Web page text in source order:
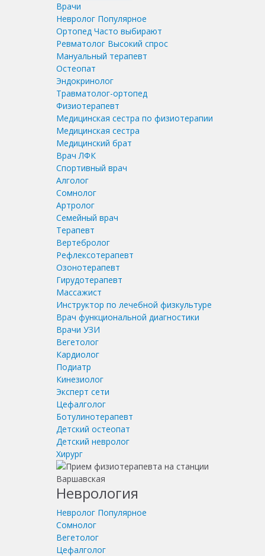
Врачи
Невролог Популярное
Ортопед Часто выбирают
Ревматолог Высокий спрос
Мануальный терапевт
Остеопат
Эндокринолог
Травматолог-ортопед
Физиотерапевт
Медицинская сестра по физиотерапии
Медицинская сестра
Медицинский брат
Врач ЛФК
Спортивный врач
Алголог
Сомнолог
Артролог
Семейный врач
Терапевт
Вертебролог
Рефлексотерапевт
Озонотерапевт
Гирудотерапевт
Массажист
Инструктор по лечебной физкультуре
Врач функциональной диагностики
Врачи УЗИ
Вегетолог
Кардиолог
Подиатр
Кинезиолог
Эксперт сети
Цефалголог
Ботулинотерапевт
Детский остеопат
Детский невролог
Хирург
Неврология
Невролог Популярное
Сомнолог
Вегетолог
Цефалголог